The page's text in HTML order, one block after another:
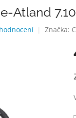
Atland
Značka: